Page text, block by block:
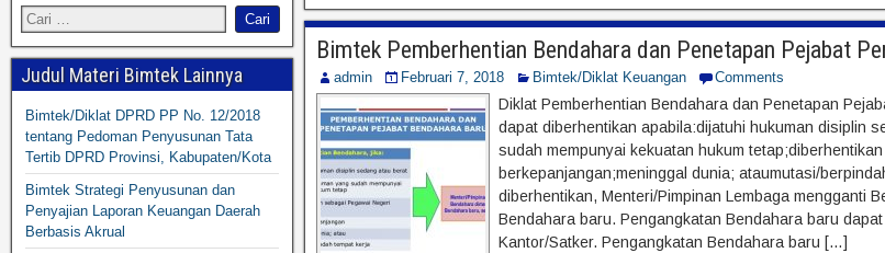
Bimtek Pemberhentian Bendahara dan Penetapan Pejabat
admin Februari 7, 2018 Bimtek/Diklat Keuangan Comments
Diklat Pemberhentian Bendahara dan Penetapan
dapat diberhentikan apabila:dijatuhi hukuman disiplin
sudah mempunyai kekuatan hukum
berkepanjangan;meninggal dunia; ataumutasi/
diberhentikan, Menteri/Pimpinan Lembaga mengganti
Bendahara baru. Pengangkatan Bendahara baru
Kantor/Satker. Pengangkatan Bendahara baru […]
Judul Materi Bimtek Lainnya
Bimtek/Diklat DPRD PP No. 12/2018
tentang Pedoman Penyusunan Tata
Tertib DPRD Provinsi, Kabupaten/Kota
Bimtek Strategi Penyusunan dan
Penyajian Laporan Keuangan Daerah
Berbasis Akrual